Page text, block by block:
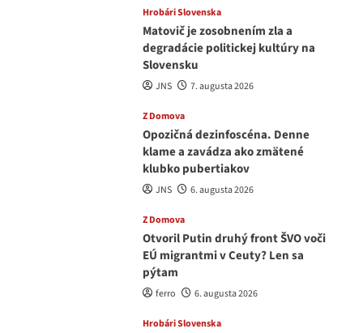
Hrobári Slovenska
Matovič je zosobnením zla a
degradácie politickej kultúry na
Slovensku
JNS 7. augusta 2026
Z Domova
Opozičná dezinfoscéna. Denne
klame a zavádza ako zmätené
klubko pubertiakov
JNS 6. augusta 2026
Z Domova
Otvoril Putin druhý front ŠVO voči
EÚ migrantmi v Ceuty? Len sa
pýtam
ferro 6. augusta 2026
Hrobári Slovenska